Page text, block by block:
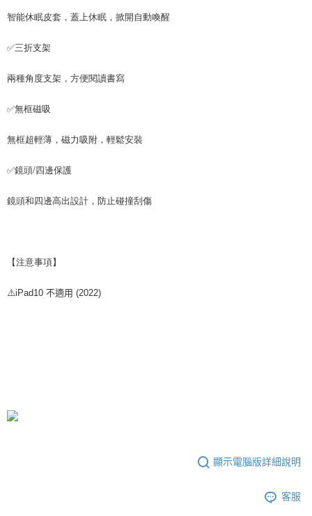
智能休眠皮套，蓋上休眠，掀開自動喚醒
✅三折支架
兩種角度支架，方便閱讀書寫
✅無框磁吸
無框超輕薄，磁力吸附，輕鬆安裝
✅鏡頭/四邊保護
鏡頭和四邊高出設計，防止碰撞刮傷
【注意事項】
⚠️iPad10 不適用 (2022)
顯示電腦版詳細說明
客服